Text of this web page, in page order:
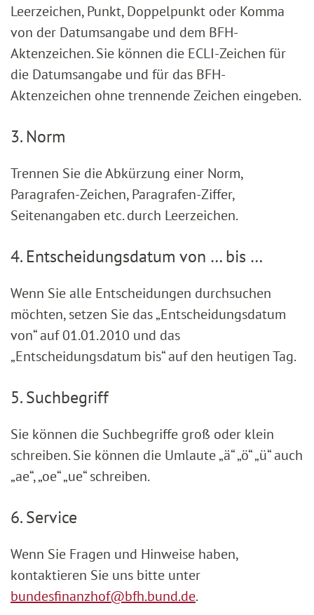
Leerzeichen, Punkt, Doppelpunkt oder Komma
von der Datumsangabe und dem BFH-
Aktenzeichen. Sie können die ECLI-Zeichen für
die Datumsangabe und für das BFH-
Aktenzeichen ohne trennende Zeichen eingeben.
3. Norm
Trennen Sie die Abkürzung einer Norm,
Paragrafen-Zeichen, Paragrafen-Ziffer,
Seitenangaben etc. durch Leerzeichen.
4. Entscheidungsdatum von … bis …
Wenn Sie alle Entscheidungen durchsuchen
möchten, setzen Sie das „Entscheidungsdatum
von“ auf 01.01.2010 und das
„Entscheidungsdatum bis“ auf den heutigen Tag.
5. Suchbegriff
Sie können die Suchbegriffe groß oder klein
schreiben. Sie können die Umlaute „ä“ „ö“ „ü“ auch
„ae“, „oe“ „ue“ schreiben.
6. Service
Wenn Sie Fragen und Hinweise haben,
kontaktieren Sie uns bitte unter
bundesfinanzhof@bfh.bund.de.